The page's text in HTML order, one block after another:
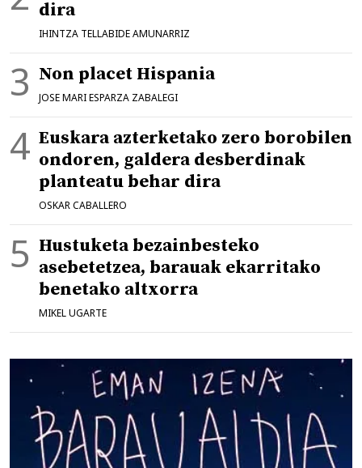
dira
IHINTZA TELLABIDE AMUNARRIZ
Non placet Hispania
JOSE MARI ESPARZA ZABALEGI
Euskara azterketako zero borobilen
ondoren, galdera desberdinak
planteatu behar dira
OSKAR CABALLERO
Hustuketa bezainbesteko
asebetetzea, barauak ekarritako
benetako altxorra
MIKEL UGARTE